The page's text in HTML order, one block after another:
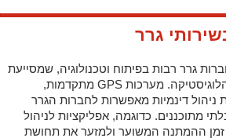
גרר
גרר רבות בפיתוח וטכנולוגיה, שמסייעת
לייעל את השימוש בציוד ולשפר את הלוגיסטיקה. מערכות GPS מתקדמות,
ניהול דינמיות מאפשרות לחברות הגרר
מתוכננים. כדוגמה, אפליקציות לניהול
ההמתנה המשוער ולמזער את תחושת